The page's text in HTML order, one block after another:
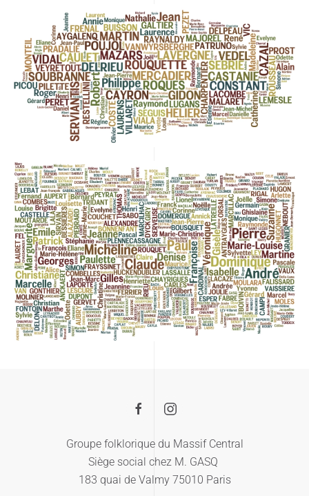
Groupe folklorique du Massif Central
Siège social chez M. GASQ
183 quai de Valmy 75010 Paris